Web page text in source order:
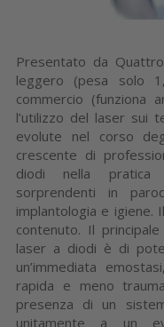
Presentato da
leggero (pesa solo
commercio (funziona
l’utilizzo del laser sui
evolute nel corso
crescente di
diodi nella pratica
sorprendenti in
implantologia e igiene.
contenuto. Il
laser a diodi è di
un’immediata
rapida e meno
presenza di un
unitamente a un